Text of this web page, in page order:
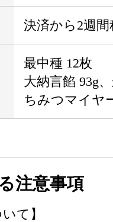
決済から2週間
最中種 12枚
大納言餡 93g
ちみつマイヤ
注意事項
て】